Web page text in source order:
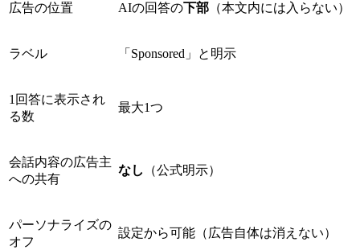
広告の位置 AIの回答の下部 （本文内には入らない）
ラベル 「Sponsored」と明示
1回答に表示され
る数
最大1つ
会話内容の広告主
への共有
なし （公式明示）
パーソナライズの
オフ
設定から可能（広告自体は消えない）